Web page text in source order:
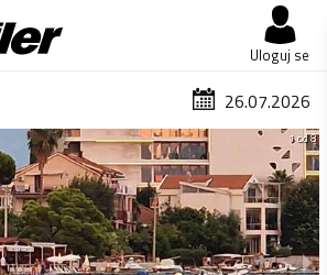
Uloguj se
26.07.2026
1 od 8